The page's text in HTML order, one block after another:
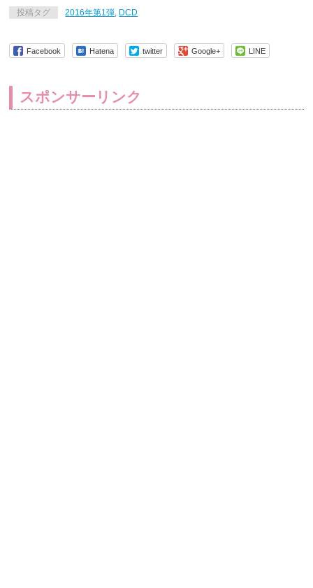
投稿タグ 2016年第1弾, DCD
Facebook Hatena twitter Google+ LINE
スポンサーリンク